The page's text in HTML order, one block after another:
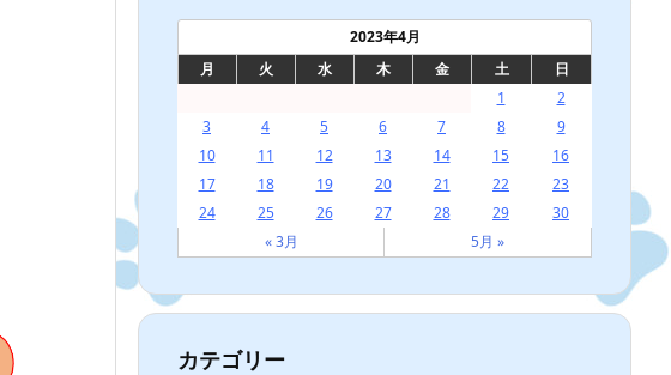
2023年4月
月
火 水 木 金 土
日
1
2
3
4 5 6 7 8
9
10
11 12 13 14 15
16
17
18 19 20 21 22
23
24
25 26 27 28 29
30
« 3月
5月 »
カテゴリー